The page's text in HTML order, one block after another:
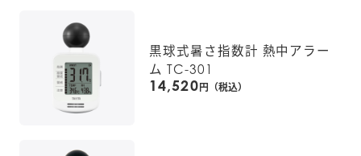
その他の機
能）：0～99分（1分単位でカウン
トダウン）
黒球式暑さ指数計 熱中アラー
ム TC-301
14,520 円（税込）